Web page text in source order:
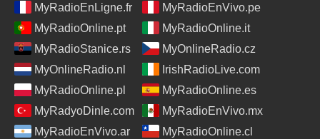
MyRadioEnLigne.fr
MyRadioEnVivo.pe
MyRadioOnline.pt
MyRadioOnline.it
MyRadioStanice.rs
MyOnlineRadio.cz
MyOnlineRadio.nl
IrishRadioLive.com
MyRadioOnline.pl
MyRadioOnline.es
MyRadyoDinle.com
MyRadioEnVivo.mx
MyRadioEnVivo.ar
MyRadioOnline.cl